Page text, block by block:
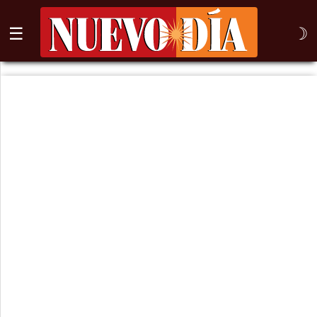
☰ ☽
⌕